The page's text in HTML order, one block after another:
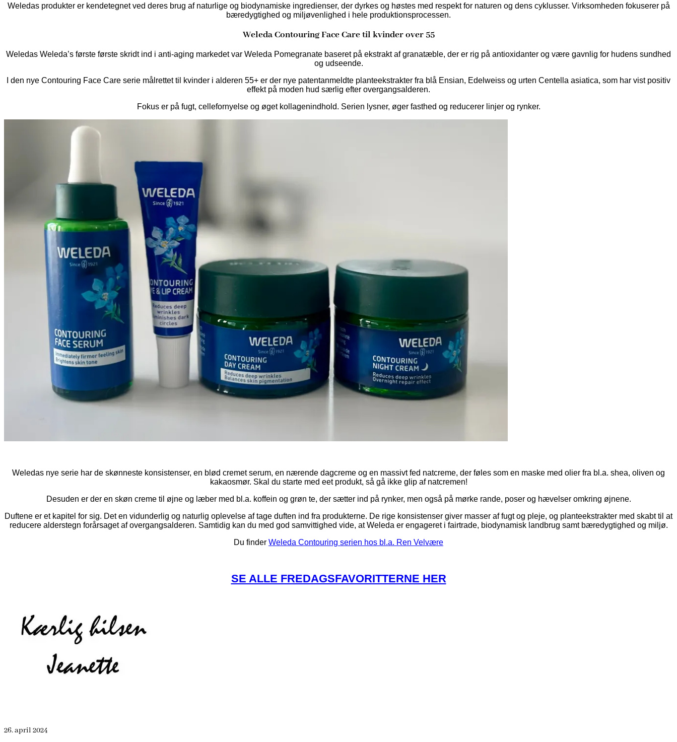
Weledas produkter er kendetegnet ved deres brug af naturlige og biodynamiske ingredienser, der dyrkes og høstes med respekt for naturen og dens cyklusser. Virksomheden fokuserer på
bæredygtighed og miljøvenlighed i hele produktionsprocessen.
Weleda Contouring Face Care til kvinder over 55
Weledas Weleda’s første første skridt ind i anti-aging markedet var Weleda Pomegranate baseret på ekstrakt af granatæble, der er rig på antioxidanter og være gavnlig for hudens sundhed
og udseende.
I den nye Contouring Face Care serie målrettet til kvinder i alderen 55+ er der nye patentanmeldte planteekstrakter fra blå Ensian, Edelweiss og urten Centella asiatica, som har vist positiv
effekt på moden hud særlig efter overgangsalderen.
Fokus er på fugt, cellefornyelse og øget kollagenindhold. Serien lysner, øger fasthed og reducerer linjer og rynker.
Weledas nye serie har de skønneste konsistenser, en blød cremet serum, en nærende dagcreme og en massivt fed natcreme, der føles som en maske med olier fra bl.a. shea, oliven og
kakaosmør. Skal du starte med eet produkt, så gå ikke glip af natcremen!
Desuden er der en skøn creme til øjne og læber med bl.a. koffein og grøn te, der sætter ind på rynker, men også på mørke rande, poser og hævelser omkring øjnene.
Duftene er et kapitel for sig. Det en vidunderlig og naturlig oplevelse af tage duften ind fra produkterne. De rige konsistenser giver masser af fugt og pleje, og planteekstrakter med skabt til at
reducere alderstegn forårsaget af overgangsalderen. Samtidig kan du med god samvittighed vide, at Weleda er engageret i fairtrade, biodynamisk landbrug samt bæredygtighed og miljø.
Du finder Weleda Contouring serien hos bl.a. Ren Velvære
SE ALLE FREDAGSFAVORITTERNE HER
26. april 2024